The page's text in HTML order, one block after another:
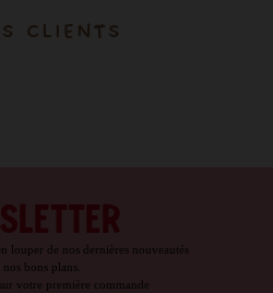
CLIENTS
louper de nos dernières nouveautés
nos bons plans.
votre première commande